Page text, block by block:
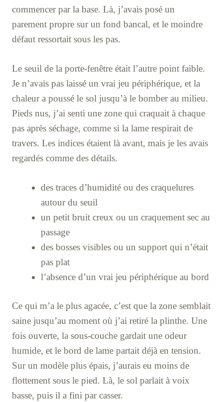
commencer par la base. Là, j’avais posé un
parement propre sur un fond bancal, et le moindre
défaut ressortait sous les pas.
Le seuil de la porte-fenêtre était l’autre point faible.
Je n’avais pas laissé un vrai jeu périphérique, et la
chaleur a poussé le sol jusqu’à le bomber au milieu.
Pieds nus, j’ai senti une zone qui craquait à chaque
pas après séchage, comme si la lame respirait de
travers. Les indices étaient là avant, mais je les avais
regardés comme des détails.
des traces d’humidité ou des craquelures
autour du seuil
un petit bruit creux ou un craquement sec au
passage
des bosses visibles ou un support qui n’était
pas plat
l’absence d’un vrai jeu périphérique au bord
Ce qui m’a le plus agacée, c’est que la zone semblait
saine jusqu’au moment où j’ai retiré la plinthe. Une
fois ouverte, la sous-couche gardait une odeur
humide, et le bord de lame partait déjà en tension.
Sur un modèle plus épais, j’aurais eu moins de
flottement sous le pied. Là, le sol parlait à voix
basse, puis il a fini par casser.